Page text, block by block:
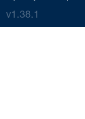
v1.38.1